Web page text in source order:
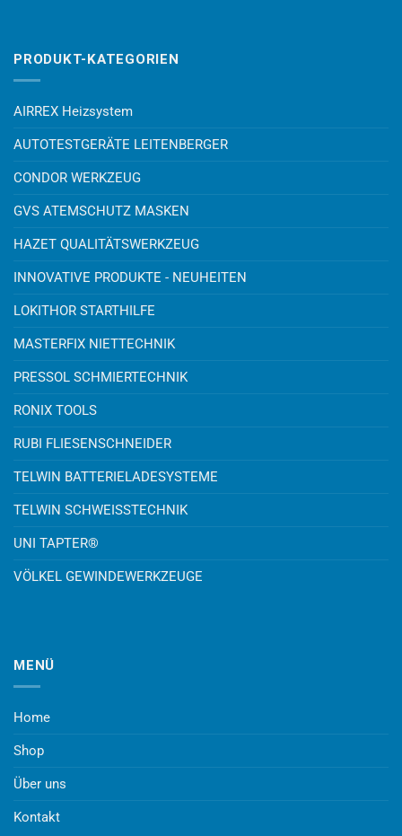
PRODUKT-KATEGORIEN
AIRREX Heizsystem
AUTOTESTGERÄTE LEITENBERGER
CONDOR WERKZEUG
GVS ATEMSCHUTZ MASKEN
HAZET QUALITÄTSWERKZEUG
INNOVATIVE PRODUKTE - NEUHEITEN
LOKITHOR STARTHILFE
MASTERFIX NIETTECHNIK
PRESSOL SCHMIERTECHNIK
RONIX TOOLS
RUBI FLIESENSCHNEIDER
TELWIN BATTERIELADESYSTEME
TELWIN SCHWEISSTECHNIK
UNI TAPTER®
VÖLKEL GEWINDEWERKZEUGE
MENÜ
Home
Shop
Über uns
Kontakt